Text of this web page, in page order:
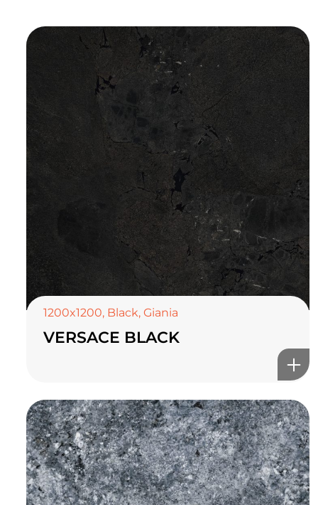
1200x1200, Black, Giania
VERSACE BLACK